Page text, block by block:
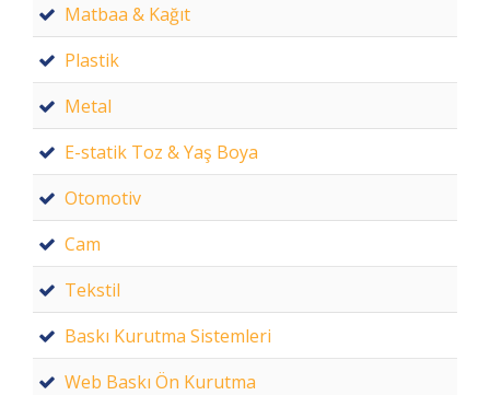
Matbaa & Kağıt
Plastik
Metal
E-statik Toz & Yaş Boya
Otomotiv
Cam
Tekstil
Baskı Kurutma Sistemleri
Web Baskı Ön Kurutma